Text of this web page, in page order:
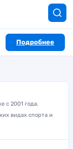
Подробнее
с 2001 года.
видах спорта и